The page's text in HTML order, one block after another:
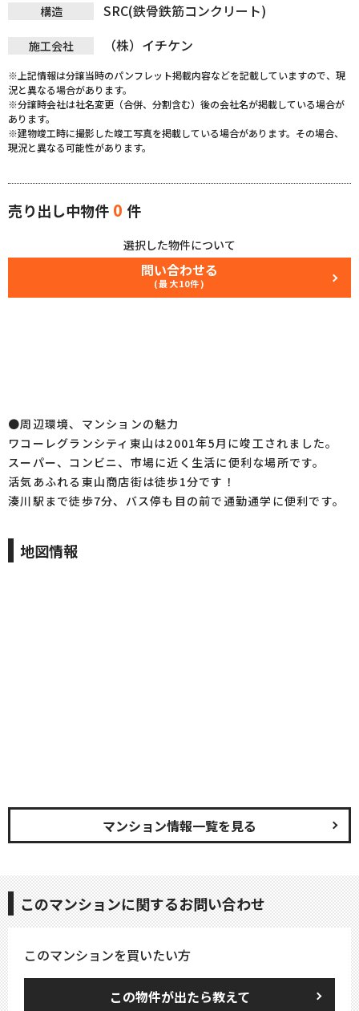
構造 SRC(鉄骨鉄筋コンクリート)
施工会社 （株）イチケン
※上記情報は分譲当時のパンフレット掲載内容などを記載していますので、現
況と異なる場合があります。
※分譲時会社は社名変更（合併、分割含む）後の会社名が掲載している場合が
あります。
※建物竣工時に撮影した竣工写真を掲載している場合があります。その場合、
現況と異なる可能性があります。
売り出し中物件 0 件
選択した物件について
問い合わせる
(最大10件)
●周辺環境、マンションの魅力
ワコーレグランシティ東山は2001年5月に竣工されました。
スーパー、コンビニ、市場に近く生活に便利な場所です。
活気あふれる東山商店街は徒歩1分です！
湊川駅まで徒歩7分、バス停も目の前で通勤通学に便利です。
地図情報
マンション情報一覧を見る
このマンションに関するお問い合わせ
このマンションを買いたい方
この物件が出たら教えて